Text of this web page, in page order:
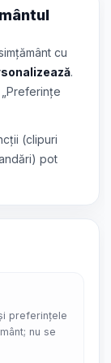
cu
.
(clipuri
pot
preferințele
nu se